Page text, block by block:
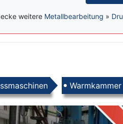
weitere Metallbearbeitung »
Warmkammer